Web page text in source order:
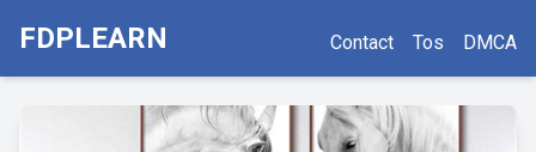
FDPLEARN Contact Tos DMCA